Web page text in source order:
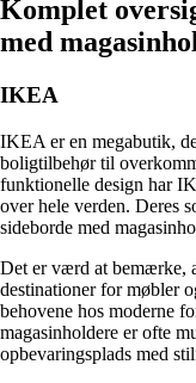
Komplet
med
IKEA
IKEA er en megabutik,
boligtilbehør til
funktionelle design har
over hele verden. Deres
sideborde med
Det er værd at bemærke,
destinationer for møbler
behovene hos moderne
magasinholdere er ofte
opbevaringsplads med